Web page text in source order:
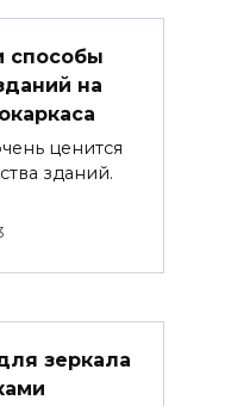
способы
на
ценится
зданий.
зеркала